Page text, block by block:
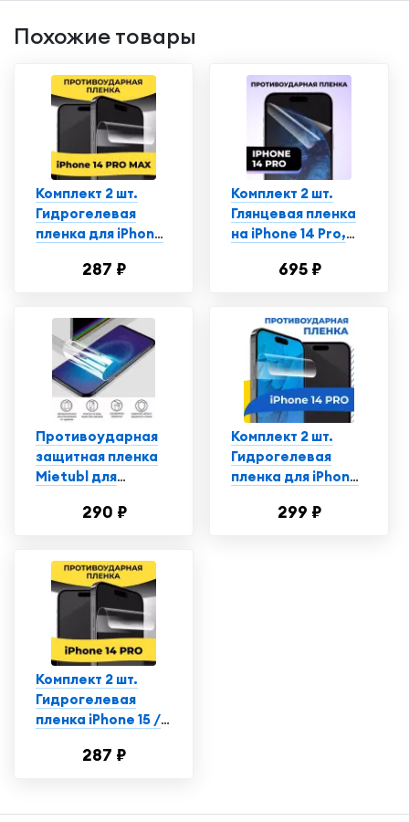
Похожие товары
Комплект 2 шт.
Гидрогелевая
пленка для iPhone
глянцевая,
пленка-стекло на
Эпл Айфон 14 Про
Макс
287 ₽
Комплект 2 шт.
Глянцевая пленка
на iPhone 14 Pro,
защитная пленка
695 ₽
Противоударная
защитная пленка
Mietubl для
14 Про / iPhone 14
290 ₽
Комплект 2 шт.
Гидрогелевая
пленка для iPhone
пленка на Айфон
299 ₽
Комплект 2 шт.
Гидрогелевая
пленка iPhone 15 /
полиуретановая
287 ₽